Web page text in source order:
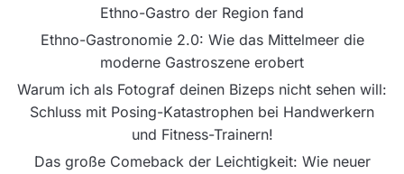
Ethno-Gastro der Region fand
Ethno-Gastronomie 2.0: Wie das Mittelmeer die
moderne Gastroszene erobert
Warum ich als Fotograf deinen Bizeps nicht sehen will:
Schluss mit Posing-Katastrophen bei Handwerkern
und Fitness-Trainern!
Das große Comeback der Leichtigkeit: Wie neuer